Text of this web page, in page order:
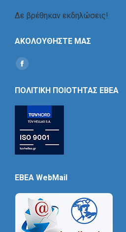
Δε βρέθηκαν εκδηλώσεις!
ΑΚΟΛΟΥΘΗΣΤΕ ΜΑΣ
Find us on:
Social
ΠΟΛΙΤΙΚΗ ΠΟΙΟΤΗΤΑΣ ΕΒΕΑ
EBEA WebMail